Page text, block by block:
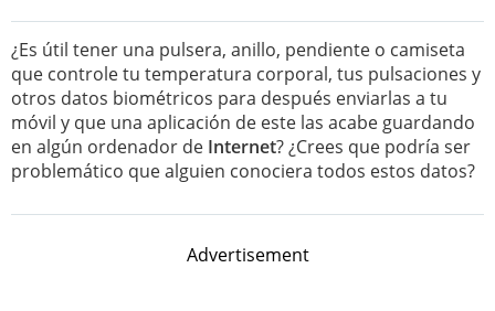
¿Es útil tener una pulsera, anillo, pendiente o camiseta
que controle tu temperatura corporal, tus pulsaciones y
otros datos biométricos para después enviarlas a tu
móvil y que una aplicación de este las acabe guardando
en algún ordenador de Internet? ¿Crees que podría ser
problemático que alguien conociera todos estos datos?
Advertisement